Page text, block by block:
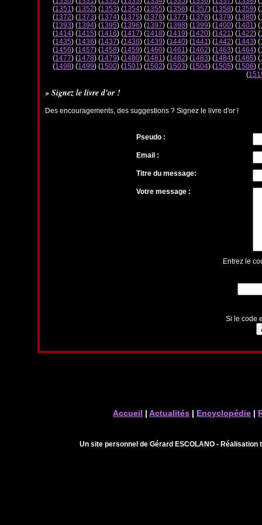
(1351) (1352) (1353) (1354) (1355) (1356) (1357) (1358) (1359) (
(1372) (1373) (1374) (1375) (1376) (1377) (1378) (1379) (1380) (
(1393) (1394) (1395) (1396) (1397) (1398) (1399) (1400) (1401) (
(1414) (1415) (1416) (1417) (1418) (1419) (1420) (1421) (1422) (
(1435) (1436) (1437) (1438) (1439) (1440) (1441) (1442) (1443) (
(1456) (1457) (1458) (1459) (1460) (1461) (1462) (1463) (1464) (
(1477) (1478) (1479) (1480) (1481) (1482) (1483) (1484) (1485) (
(1498) (1499) (1500) (1501) (1502) (1503) (1504) (1505) (1506) (
(
» Signez le livre d'or !
Des encouragements, des suggestions ? Signez le livre d'or !
Pseudo :
Email :
Titre du message:
Votre message :
Entrez le
Si le code
Accueil |Actualités | Encyclopédie |
Un site personnel de Gérard ESCOLANO -